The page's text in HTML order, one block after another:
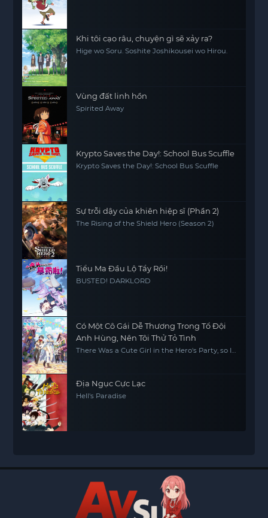
Khi tôi cạo râu, chuyện gì sẽ xảy ra?
Hige wo Soru. Soshite Joshikousei wo Hirou.
Vùng đất linh hồn
Spirited Away
Krypto Saves the Day!: School Bus Scuffle
Krypto Saves the Day!: School Bus Scuffle
Sự trỗi dậy của khiên hiệp sĩ (Phần 2)
The Rising of the Shield Hero (Season 2)
Tiểu Ma Đầu Lộ Tẩy Rồi!
BUSTED! DARKLORD
Có Một Cô Gái Dễ Thương Trong Tổ Đội
Anh Hùng, Nên Tôi Thử Tỏ Tình
There Was a Cute Girl in the Hero's Party, so I
Địa Ngục Cực Lạc
Hell's Paradise